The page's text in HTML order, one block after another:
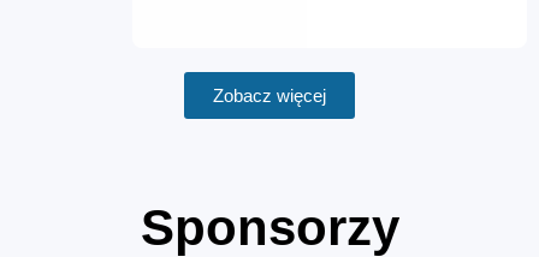
Zobacz więcej
Sponsorzy